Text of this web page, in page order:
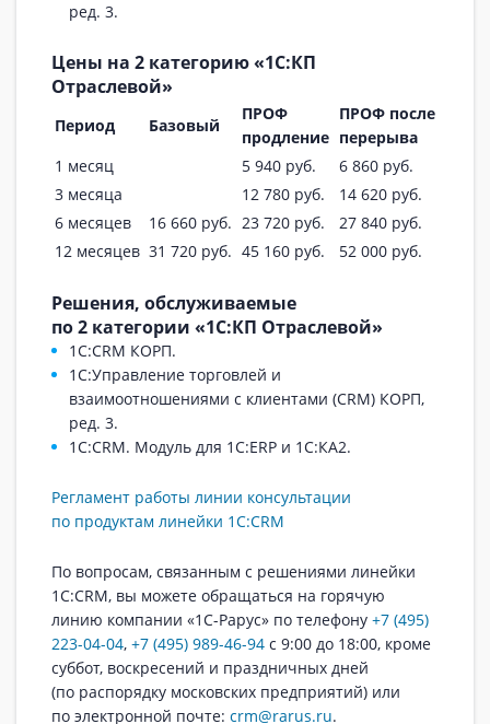
ред. 3.
Цены на 2 категорию «1С:КП
Отраслевой»
Период Базовый
ПРОФ
продление
ПРОФ после
перерыва
1 месяц
5 940 руб.
6 860 руб.
3 месяца
12 780 руб.
14 620 руб.
6 месяцев
16 660 руб. 23 720 руб.
27 840 руб.
12 месяцев 31 720 руб. 45 160 руб. 52 000 руб.
Решения, обслуживаемые
по 2 категории «1С:КП Отраслевой»
1С:CRM КОРП.
1С:Управление торговлей и
взаимоотношениями с клиентами (CRM) КОРП,
ред. 3.
1С:CRM. Модуль для 1С:ERP и 1С:КА2.
Регламент работы линии консультации
по продуктам линейки 1С:CRM
По вопросам, связанным с решениями линейки
1C:CRM, вы можете обращаться на горячую
линию компании «1С-Рарус» по телефону +7 (495)
223-04-04, +7 (495) 989-46-94 с 9:00 до 18:00, кроме
суббот, воскресений и праздничных дней
(по распорядку московских предприятий) или
по электронной почте: crm@rarus.ru.